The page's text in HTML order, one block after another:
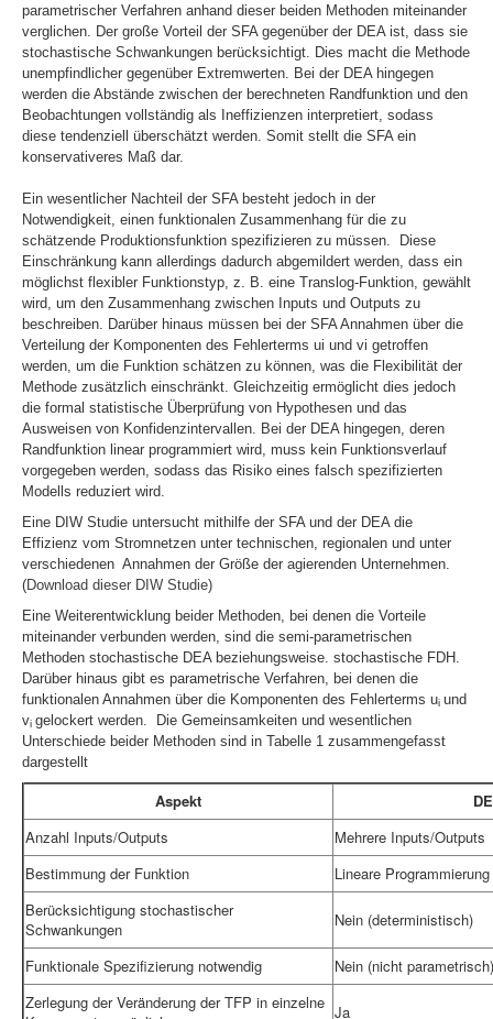
parametrischer Verfahren anhand dieser beiden Methoden miteinander
verglichen. Der große Vorteil der SFA gegenüber der DEA ist, dass sie
stochastische Schwankungen berücksichtigt. Dies macht die Methode
unempfindlicher gegenüber Extremwerten. Bei der DEA hingegen
werden die Abstände zwischen der berechneten Randfunktion und den
Beobachtungen vollständig als Ineffizienzen interpretiert, sodass
diese tendenziell überschätzt werden. Somit stellt die SFA ein
konservativeres Maß dar.
Ein wesentlicher Nachteil der SFA besteht jedoch in der
Notwendigkeit, einen funktionalen Zusammenhang für die zu
schätzende Produktionsfunktion spezifizieren zu müssen. Diese
Einschränkung kann allerdings dadurch abgemildert werden, dass ein
möglichst flexibler Funktionstyp, z. B. eine Translog-Funktion, gewählt
wird, um den Zusammenhang zwischen Inputs und Outputs zu
beschreiben. Darüber hinaus müssen bei der SFA Annahmen über die
Verteilung der Komponenten des Fehlerterms ui und vi getroffen
werden, um die Funktion schätzen zu können, was die Flexibilität der
Methode zusätzlich einschränkt. Gleichzeitig ermöglicht dies jedoch
die formal statistische Überprüfung von Hypothesen und das
Ausweisen von Konfidenzintervallen. Bei der DEA hingegen, deren
Randfunktion linear programmiert wird, muss kein Funktionsverlauf
vorgegeben werden, sodass das Risiko eines falsch spezifizierten
Modells reduziert wird.
Eine DIW Studie untersucht mithilfe der SFA und der DEA die
Effizienz vom Stromnetzen unter technischen, regionalen und unter
verschiedenen Annahmen der Größe der agierenden Unternehmen.
(Download dieser DIW Studie)
Eine Weiterentwicklung beider Methoden, bei denen die Vorteile
miteinander verbunden werden, sind die semi-parametrischen
Methoden stochastische DEA beziehungsweise. stochastische FDH.
Darüber hinaus gibt es parametrische Verfahren, bei denen die
funktionalen Annahmen über die Komponenten des Fehlerterms ui und
vi gelockert werden. Die Gemeinsamkeiten und wesentlichen
Unterschiede beider Methoden sind in Tabelle 1 zusammengefasst
dargestellt
Aspekt
Anzahl Inputs/Outputs
Mehrere Inputs/Outputs
Bestimmung der Funktion
Lineare Programmierung
Berücksichtigung stochastischer
Schwankungen
Nein (deterministisch)
Funktionale Spezifizierung notwendig
Nein (nicht parametrisch)
Zerlegung der Veränderung der TFP in einzelne Ja